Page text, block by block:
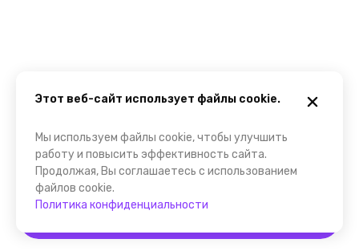
Этот веб-сайт использует файлы cookie.
Мы используем файлы cookie, чтобы улучшить
работу и повысить эффективность сайта.
Продолжая, Вы соглашаетесь с использованием
файлов cookie.
Политика конфиденциальности